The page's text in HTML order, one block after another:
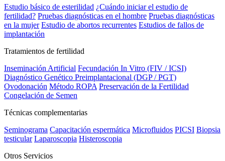
Estudio básico de esterilidad ¿Cuándo iniciar el estudio de
fertilidad? Pruebas diagnósticas en el hombre Pruebas diagnósticas
en la mujer Estudio de abortos recurrentes Estudios de fallos de
implantación
Tratamientos de fertilidad
Inseminación Artificial Fecundación In Vitro (FIV / ICSI)
Diagnóstico Genético Preimplantacional (DGP / PGT)
Ovodonación Método ROPA Preservación de la Fertilidad
Congelación de Semen
Técnicas complementarias
Seminograma Capacitación espermática Microfluidos PICSI Biopsia
testicular Laparoscopia Histeroscopia
Otros Servicios